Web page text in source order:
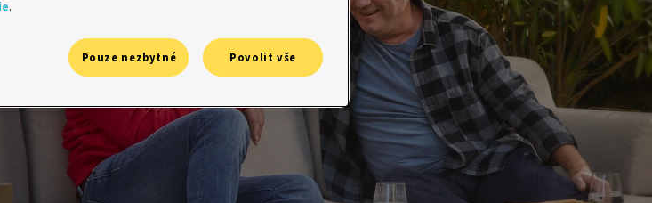
.
Pouze nezbytné Povolit vše